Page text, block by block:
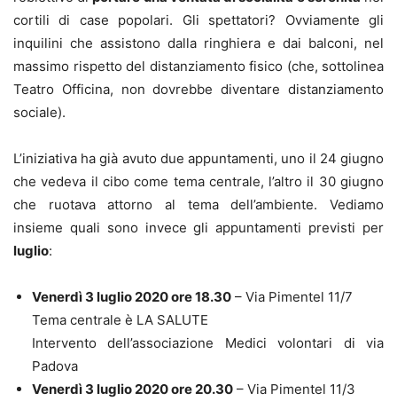
cortili di case popolari. Gli spettatori? Ovviamente gli
inquilini che assistono dalla ringhiera e dai balconi, nel
massimo rispetto del distanziamento fisico (che, sottolinea
Teatro Officina, non dovrebbe diventare distanziamento
sociale).
L’iniziativa ha già avuto due appuntamenti, uno il 24 giugno
che vedeva il cibo come tema centrale, l’altro il 30 giugno
che ruotava attorno al tema dell’ambiente. Vediamo
insieme quali sono invece gli appuntamenti previsti per
luglio:
Venerdì 3 luglio 2020 ore 18.30 – Via Pimentel 11/7
Tema centrale è LA SALUTE
Intervento dell’associazione Medici volontari di via
Padova
Venerdì 3 luglio 2020 ore 20.30 – Via Pimentel 11/3